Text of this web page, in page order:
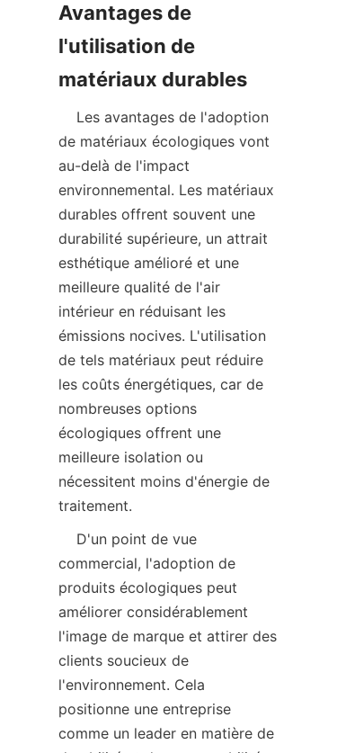
Avantages de
l'utilisation de
de matériaux écologiques vont
au-delà de l'impact
environnemental. Les matériaux
durables offrent souvent une
durabilité supérieure, un attrait
esthétique amélioré et une
meilleure qualité de l'air
intérieur en réduisant les
émissions nocives. L'utilisation
de tels matériaux peut réduire
les coûts énergétiques, car de
nombreuses options
écologiques offrent une
meilleure isolation ou
nécessitent moins d'énergie de
commercial, l'adoption de
produits écologiques peut
améliorer considérablement
l'image de marque et attirer des
clients soucieux de
l'environnement. Cela
positionne une entreprise
comme un leader en matière de